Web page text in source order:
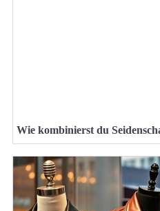
Wie kombinierst du